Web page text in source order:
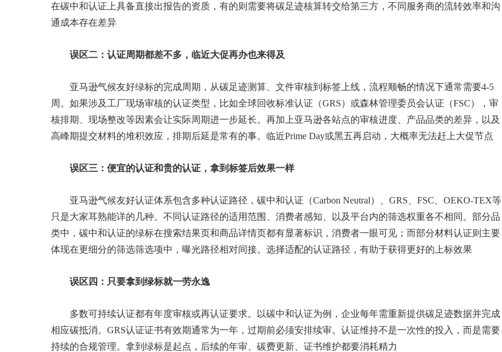
在碳中和认证上具备直接出报告的资质，有的则需要将碳足迹核算转交给第三方，不同服务商的流转效率和沟
通成本存在差异
误区二：认证周期都差不多，临近大促再办也来得及
亚马逊气候友好绿标的完成周期，从碳足迹测算、文件审核到标签上线，流程顺畅的情况下通常需要4-5
周。如果涉及工厂现场审核的认证类型，比如全球回收标准认证（GRS）或森林管理委员会认证（FSC），审
核排期、现场整改等因素会让实际周期进一步延长。再加上亚马逊各站点的审核进度、产品品类的差异，以及
高峰期提交材料的堆积效应，排期后延是常有的事。临近Prime Day或黑五再启动，大概率无法赶上大促节点
误区三：便宜的认证和贵的认证，拿到标签后效果一样
亚马逊气候友好认证体系包含多种认证路径，碳中和认证（Carbon Neutral）、GRS、FSC、OEKO-TEX等
只是大家耳熟能详的几种。不同认证路径的适用范围、消费者感知、以及平台内的筛选权重各不相同。部分品
类中，碳中和认证的绿标在搜索结果页和商品详情页都有显著标识，消费者一眼可见；而部分材料认证则主要
体现在更细分的筛选筛选项中，曝光路径相对间接。选择适配的认证路径，有助于获得更好的上标效果
误区四：只要拿到绿标就一劳永逸
多数可持续认证都有年度审核或再认证要求。以碳中和认证为例，企业每年需重新提供碳足迹数据并完成
相应碳抵消。GRS认证证书有效期通常为一年，过期前必须安排续审。认证维持不是一次性的投入，而是需要
持续的合规管理。拿到绿标是起点，后续的年审、碳费更新、证书维护都要消耗精力